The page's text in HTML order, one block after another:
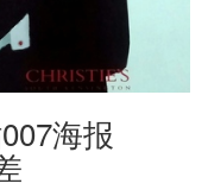
海报